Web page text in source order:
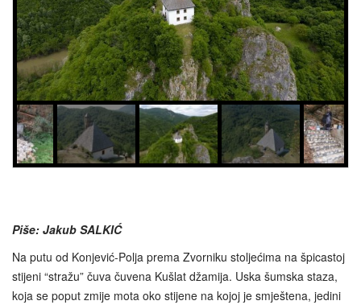
Piše: Jakub SALKIĆ
Na putu od Konjević-Polja prema Zvorniku stoljećima na špicastoj
stijeni “stražu” čuva čuvena Kušlat džamija. Uska šumska staza,
koja se poput zmije mota oko stijene na kojoj je smještena, jedini